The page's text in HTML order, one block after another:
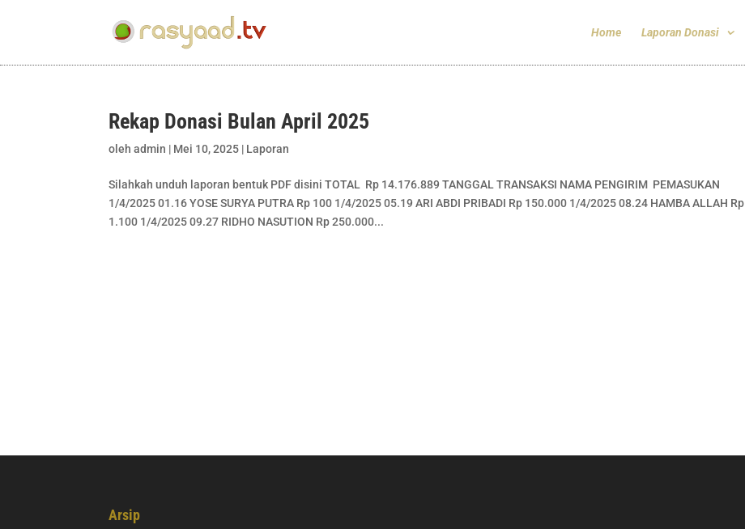
Home Laporan Donasi
Rekap Donasi Bulan April 2025
olehadmin | Mei 10, 2025 | Laporan
Silahkah unduh laporan bentuk PDF disini TOTAL Rp 14.176.889 TANGGAL TRANSAKSI NAMA PENGIRIM PEMASUKAN
1/4/2025 01.16 YOSE SURYA PUTRA Rp 100 1/4/2025 05.19 ARI ABDI PRIBADI Rp 150.000 1/4/2025 08.24 HAMBA ALLAH Rp
1.100 1/4/2025 09.27 RIDHO NASUTION Rp 250.000...
Arsip